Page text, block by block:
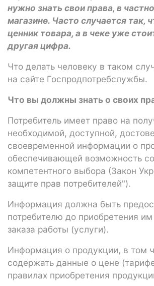
нужно знать свои права, в
магазине. Часто случается так,
ценник товара, а в чеке уже
другая цифра.
Что делать человеку в таком
на сайте Госпродпотребслужбы.
Что вы должны знать о своих
Потребитель имеет право на
необходимой, доступной,
своевременной информации о
обеспечивающей возможность
компетентного выбора (Закон
защите прав потребителей").
Информация должна быть
потребителю до приобретения
заказа работы (услуги).
Информация о продукции, в том
содержать данные о цене
правилах приобретения